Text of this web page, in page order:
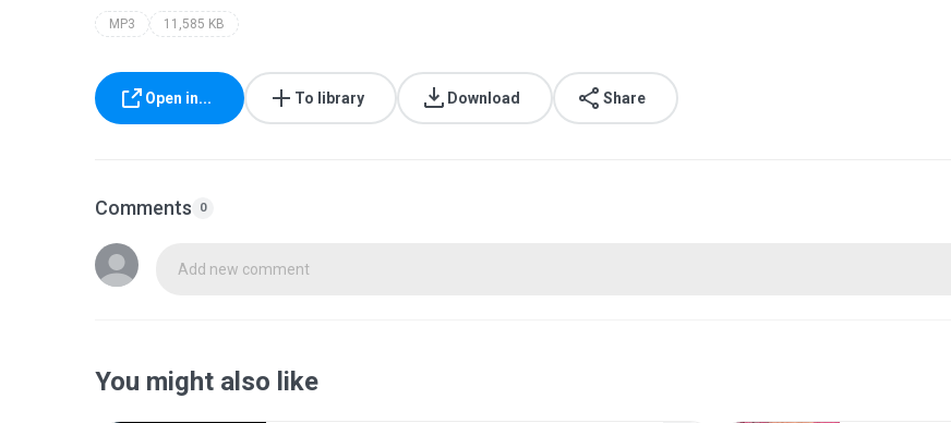
MP3 11,585 KB
Open in... To library Download Share
Comments 0
Add new comment
You might also like